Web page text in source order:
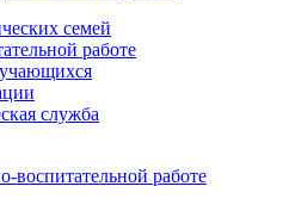
семей
работе
служба
воспитательной работе